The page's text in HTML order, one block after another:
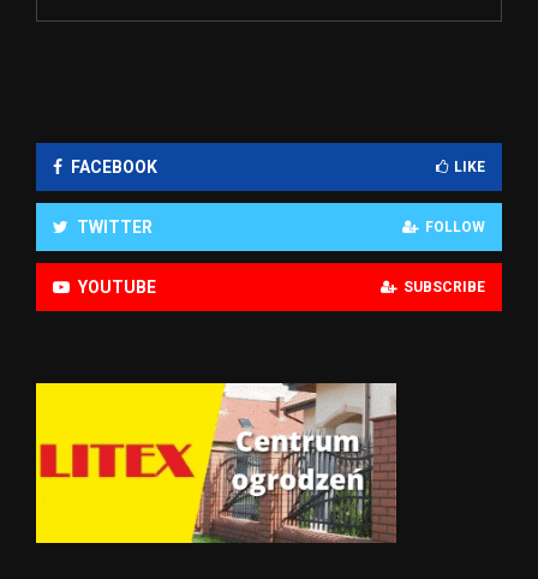
FACEBOOK LIKE
TWITTER FOLLOW
YOUTUBE SUBSCRIBE